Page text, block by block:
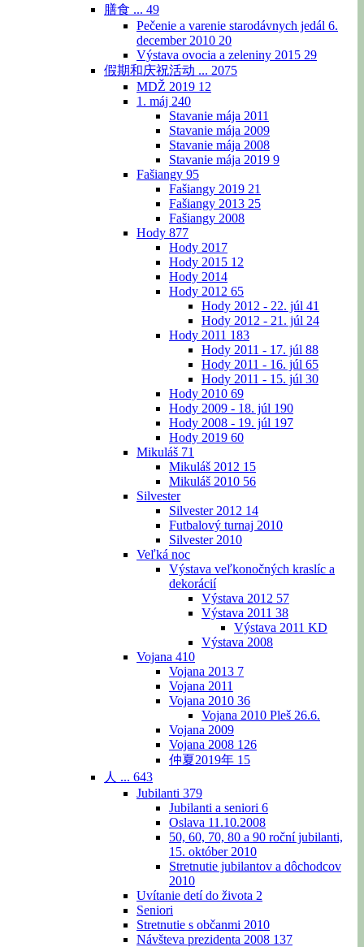
膳食 ... 49
Pečenie a varenie starodávnych jedál 6.
december 2010 20
Výstava ovocia a zeleniny 2015 29
假期和庆祝活动 ... 2075
MDŽ 2019 12
1. máj 240
Stavanie mája 2011
Stavanie mája 2009
Stavanie mája 2008
Stavanie mája 2019 9
Fašiangy 95
Fašiangy 2019 21
Fašiangy 2013 25
Fašiangy 2008
Hody 877
Hody 2017
Hody 2015 12
Hody 2014
Hody 2012 65
Hody 2012 - 22. júl 41
Hody 2012 - 21. júl 24
Hody 2011 183
Hody 2011 - 17. júl 88
Hody 2011 - 16. júl 65
Hody 2011 - 15. júl 30
Hody 2010 69
Hody 2009 - 18. júl 190
Hody 2008 - 19. júl 197
Hody 2019 60
Mikuláš 71
Mikuláš 2012 15
Mikuláš 2010 56
Silvester
Silvester 2012 14
Futbalový turnaj 2010
Silvester 2010
Veľká noc
Výstava veľkonočných kraslíc a
dekorácií
Výstava 2012 57
Výstava 2011 38
Výstava 2011 KD
Výstava 2008
Vojana 410
Vojana 2013 7
Vojana 2011
Vojana 2010 36
Vojana 2010 Pleš 26.6.
Vojana 2009
Vojana 2008 126
仲夏2019年 15
人 ... 643
Jubilanti 379
Jubilanti a seniori 6
Oslava 11.10.2008
50, 60, 70, 80 a 90 roční jubilanti,
15. október 2010
Stretnutie jubilantov a dôchodcov
2010
Uvítanie detí do života 2
Seniori
Stretnutie s občanmi 2010
Návšteva prezidenta 2008 137